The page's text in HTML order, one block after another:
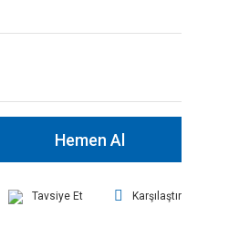
Hemen Al
Tavsiye Et Karşılaştır